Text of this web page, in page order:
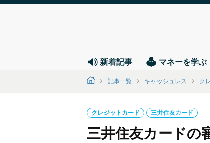
新着記事 マネーを学ぶ
記事一覧 キャッシュレス ク
クレジットカード 三井住友カード
三井住友カードの